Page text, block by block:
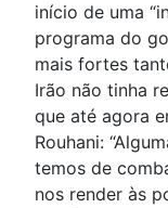
início de uma
programa do
mais fortes
Irão não tinha
que até agora
Rouhani:
temos de
nos render às